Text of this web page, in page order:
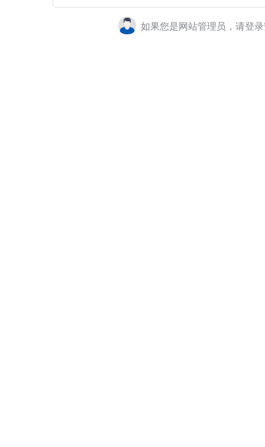
如果您是网站管理员，请登